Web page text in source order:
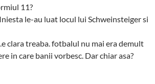
11?
le-au luat locul lui Schweinsteiger si
clara treaba. fotbalul nu mai era demult
in care banii vorbesc. Dar chiar asa?